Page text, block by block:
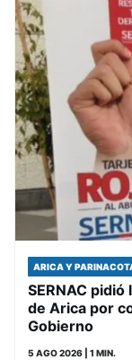
ARICA Y
SERNAC
de Arica por
Gobierno
5 AGO 2026 | 1 MIN.